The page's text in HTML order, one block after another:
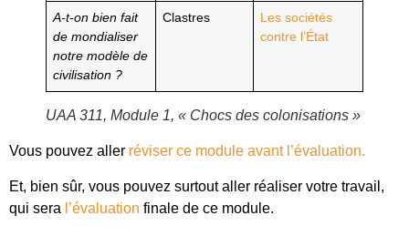
A-t-on bien fait
de mondialiser
notre modèle de
civilisation ?
Clastres
Les sociétés
contre l’État
UAA 311, Module 1, « Chocs des colonisations »
Vous pouvez aller réviser ce module avant l’évaluation.
Et, bien sûr, vous pouvez surtout aller réaliser votre travail,
qui sera l’évaluation finale de ce module.